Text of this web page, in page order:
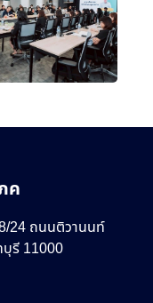
ค
24 ถนนติวานนท์
รี 11000